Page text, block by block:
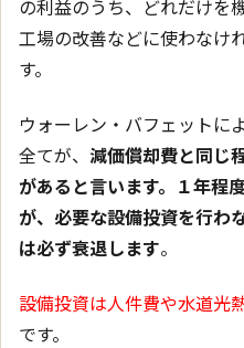
の利益のうち、どれだけを
工場の改善などに使わなけ
す。
ウォーレン・バフェットに
全てが、 減価償却費と同じ
があると言います。１年程
が、必要な設備投資を行わ
は必ず衰退します。
設備投資は人件費や水道光
です。